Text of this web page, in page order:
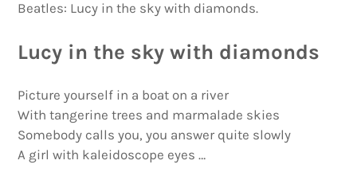
Beatles: Lucy in the sky with diamonds.
Lucy in the sky with diamonds
Picture yourself in a boat on a river
With tangerine trees and marmalade skies
Somebody calls you, you answer quite slowly
A girl with kaleidoscope eyes …